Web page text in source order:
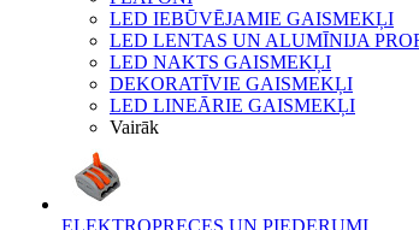
LED IEBŪVĒJAMIE GAISMEKĻI
LED LENTAS UN ALUMĪNIJA
LED NAKTS GAISMEKĻI
DEKORATĪVIE GAISMEKĻI
LED LINEĀRIE GAISMEKĻI
Vairāk
ELEKTROPRECES UN PIEDERUMI